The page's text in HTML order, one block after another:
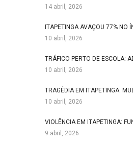
14 abril, 2026
ITAPETINGA AVAÇOU 77% NO
10 abril, 2026
TRÁFICO PERTO DE ESCOLA:
10 abril, 2026
TRAGÉDIA EM ITAPETINGA:
10 abril, 2026
VIOLÊNCIA EM ITAPETINGA:
9 abril, 2026